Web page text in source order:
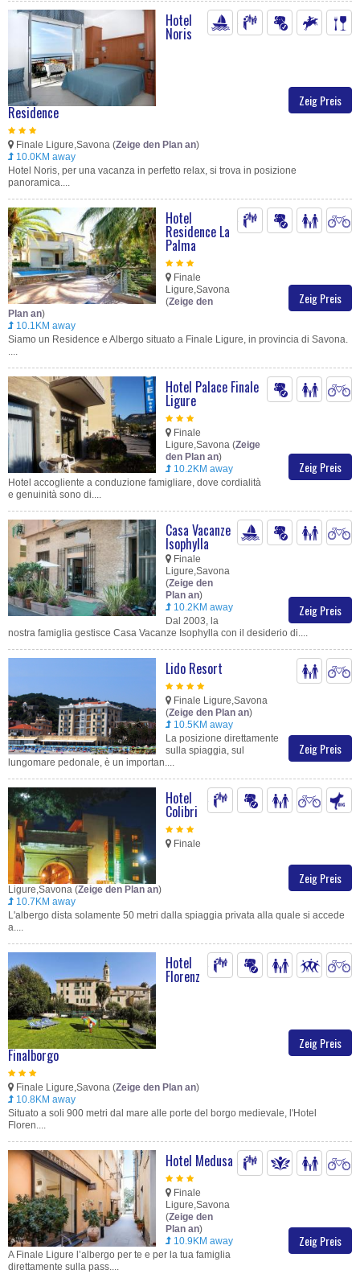
Zeig Preis
Hotel
Noris
Residence
Finale Ligure,Savona (Zeige den Plan an)
10.0KM away
Hotel Noris, per una vacanza in perfetto relax, si trova in posizione
panoramica....
Zeig Preis
Hotel
Residence La
Palma
Finale
Ligure,Savona
(Zeige den
Plan an)
10.1KM away
Siamo un Residence e Albergo situato a Finale Ligure, in provincia di Savona.
....
Zeig Preis
Hotel Palace Finale
Ligure
Finale
Ligure,Savona (Zeige
den Plan an)
10.2KM away
Hotel accogliente a conduzione famigliare, dove cordialità
e genuinità sono di....
Zeig Preis
Casa Vacanze
Isophylla
Finale
Ligure,Savona
(Zeige den
Plan an)
10.2KM away
Dal 2003, la
nostra famiglia gestisce Casa Vacanze Isophylla con il desiderio di....
Zeig Preis
Lido Resort
Finale Ligure,Savona
(Zeige den Plan an)
10.5KM away
La posizione direttamente
sulla spiaggia, sul
lungomare pedonale, è un importan....
Zeig Preis
Hotel
Colibri
Finale
Ligure,Savona (Zeige den Plan an)
10.7KM away
L'albergo dista solamente 50 metri dalla spiaggia privata alla quale si accede
a....
Zeig Preis
Hotel
Florenz
Finalborgo
Finale Ligure,Savona (Zeige den Plan an)
10.8KM away
Situato a soli 900 metri dal mare alle porte del borgo medievale, l'Hotel
Floren....
Zeig Preis
Hotel Medusa
Finale
Ligure,Savona
(Zeige den
Plan an)
10.9KM away
A Finale Ligure l’albergo per te e per la tua famiglia
direttamente sulla pass....